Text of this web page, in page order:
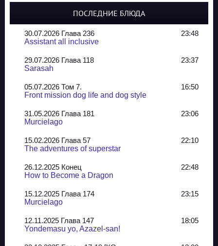
ПОСЛЕДНИЕ БЛЮДА
30.07.2026 Глава 236
23:48
Assistant all inclusive
29.07.2026 Глава 118
23:37
Sarasah
05.07.2026 Том 7.
16:50
Front mission dog life and dog style
31.05.2026 Глава 181
23:06
Murcielago
15.02.2026 Глава 57
22:10
The adventures of superstar
26.12.2025 Конец
22:48
How to Become a Dragon
15.12.2025 Глава 174
23:15
Murcielago
12.11.2025 Глава 147
18:05
Yondemasu yo, Azazel-san!